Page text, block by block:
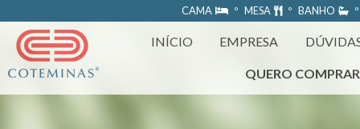
https://www.coteminas.com.br/desenv-web/htm11/
CAMA º MESA º BANHO
INÍCIO EMPRESA
QUERO COMPRAR